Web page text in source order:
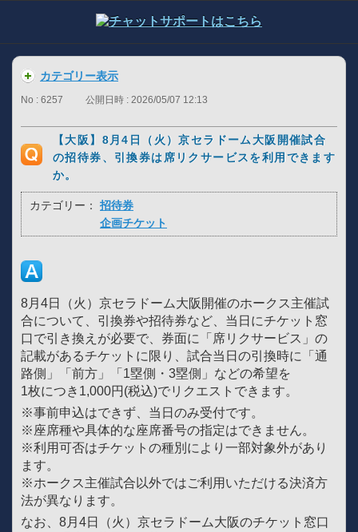
カテゴリー表示
No : 6257 公開日時 : 2026/05/07 12:13
【大阪】8月4日（火）京セラドーム大阪開催試合
の招待券、引換券は席リクサービスを利用できます
か。
カテゴリー：
招待券
企画チケット
8月4日（火）京セラドーム大阪開催のホークス主催試
合について、引換券や招待券など、当日にチケット窓
口で引き換えが必要で、券面に「席リクサービス」の
記載があるチケットに限り、試合当日の引換時に「通
路側」「前方」「1塁側・3塁側」などの希望を
1枚につき1,000円(税込)でリクエストできます。
※事前申込はできず、当日のみ受付です。
※座席種や具体的な座席番号の指定はできません。
※利用可否はチケットの種別により一部対象外があり
ます。
※ホークス主催試合以外ではご利用いただける決済方
法が異なります。
なお、8月4日（火）京セラドーム大阪のチケット窓口